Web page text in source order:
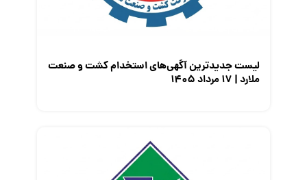
لیست جدیدترین آگهی‌های استخدام کشت و صنعت
ملارد | ۱۷ مرداد ۱۴۰۵